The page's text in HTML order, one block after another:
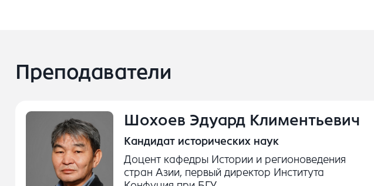
Преподаватели
Шохоев Эдуард Климентьевич
Кандидат исторических наук
Доцент кафедры Истории и регионоведения
стран Азии, первый директор Института